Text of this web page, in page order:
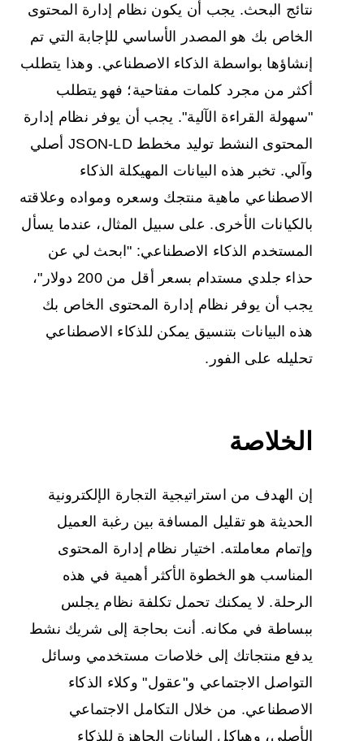
نتائج البحث. يجب أن يكون نظام إدارة المحتوى
الخاص بك هو المصدر الأساسي للإجابة التي تم
إنشاؤها بواسطة الذكاء الاصطناعي. وهذا يتطلب
أكثر من مجرد كلمات مفتاحية؛ فهو يتطلب
"سهولة القراءة الآلية". يجب أن يوفر نظام إدارة
المحتوى النشط توليد مخطط JSON-LD أصلي
وآلي. تخبر هذه البيانات المهيكلة الذكاء
الاصطناعي ماهية منتجك وسعره ومواده وعلاقته
بالكيانات الأخرى. على سبيل المثال، عندما يسأل
المستخدم الذكاء الاصطناعي: "ابحث لي عن
حذاء جلدي مستدام بسعر أقل من 200 دولار"،
يجب أن يوفر نظام إدارة المحتوى الخاص بك
هذه البيانات بتنسيق يمكن للذكاء الاصطناعي
تحليله على الفور.
الخلاصة
إن الهدف من استراتيجية التجارة الإلكترونية
الحديثة هو تقليل المسافة بين رغبة العميل
وإتمام معاملته. اختيار نظام إدارة المحتوى
المناسب هو الخطوة الأكثر أهمية في هذه
الرحلة. لا يمكنك تحمل تكلفة نظام يجلس
ببساطة في مكانه. أنت بحاجة إلى شريك نشط
يدفع منتجاتك إلى خلاصات مستخدمي وسائل
التواصل الاجتماعي و"عقول" وكلاء الذكاء
الاصطناعي. من خلال التكامل الاجتماعي
الأصلي، وهياكل البيانات الجاهزة للذكاء